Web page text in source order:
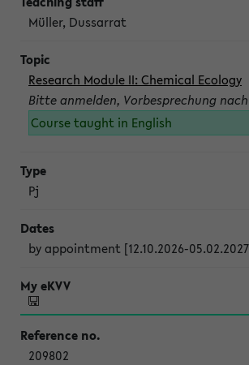
Müller, Dussarrat
Research Module II: Chemical Ecology
Bitte anmelden, Vorbesprechung
Course taught in English
Pj
by appointment [12.10.2026-
209802